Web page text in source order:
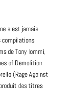
s’est jamais
compilations
de Tony Iommi,
of Demolition.
(Rage Against
des titres